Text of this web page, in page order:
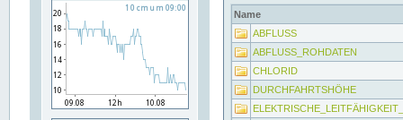
Name
ABFLUSS
ABFLUSS_ROHDATEN
CHLORID
DURCHFAHRTSHÖHE